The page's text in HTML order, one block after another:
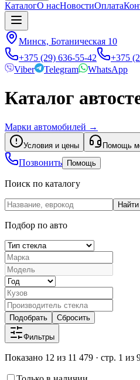
КаталогО насНовостиОплата
Минск, Ботаническая 10
+375 (29) 636-55-42
+375
Viber
Telegram WhatsApp
Каталог
Марки автомобилей →
Условия и цены Помощь
Позвонить Помощь
Поиск по каталогу
Найти
Подбор по авто
Подобрать Сбросить
Фильтры
Показано 12 из 11 479 · стр. 1 из